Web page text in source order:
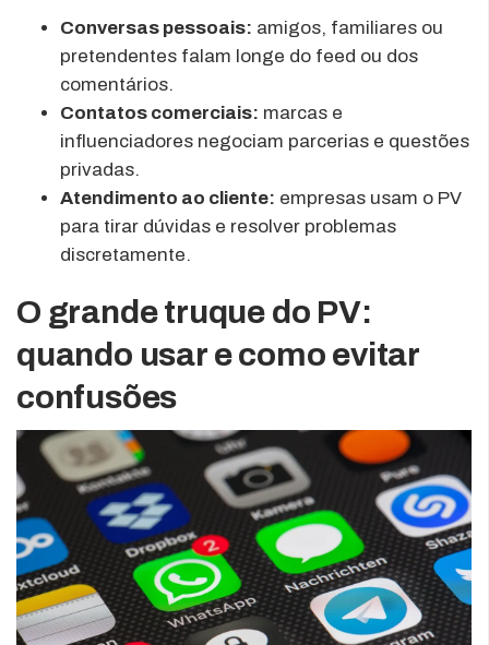
Conversas pessoais: amigos, familiares ou
pretendentes falam longe do feed ou dos
comentários.
Contatos comerciais: marcas e
influenciadores negociam parcerias e questões
privadas.
Atendimento ao cliente: empresas usam o PV
para tirar dúvidas e resolver problemas
discretamente.
O grande truque do PV:
quando usar e como evitar
confusões